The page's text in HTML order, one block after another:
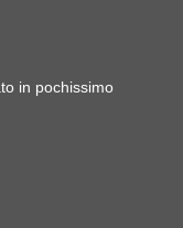
in pochissimo